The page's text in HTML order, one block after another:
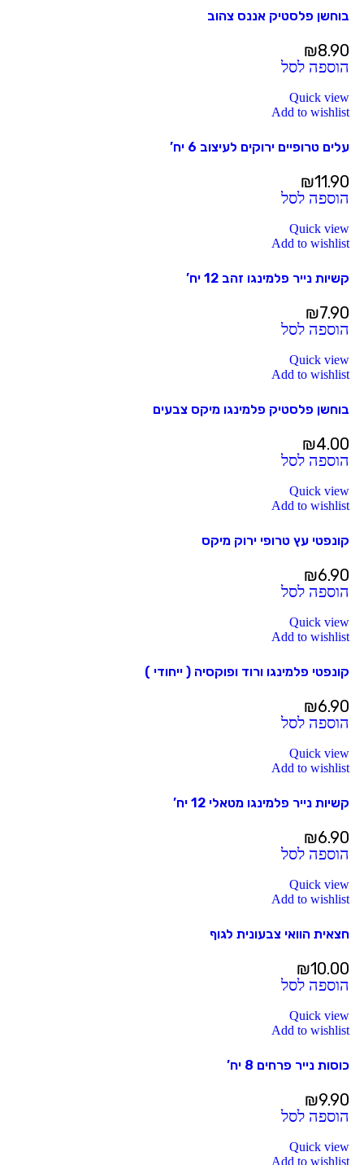
בוחשן פלסטיק אננס צהוב
₪8.90
הוספה לסל
Quick view
Add to wishlist
עלים טרופיים ירוקים לעיצוב 6 יח’
₪11.90
הוספה לסל
Quick view
Add to wishlist
קשיות נייר פלמינגו זהב 12 יח’
₪7.90
הוספה לסל
Quick view
Add to wishlist
בוחשן פלסטיק פלמינגו מיקס צבעים
₪4.00
הוספה לסל
Quick view
Add to wishlist
קונפטי עץ טרופי ירוק מיקס
₪6.90
הוספה לסל
Quick view
Add to wishlist
קונפטי פלמינגו ורוד ופוקסיה ( ייחודי )
₪6.90
הוספה לסל
Quick view
Add to wishlist
קשיות נייר פלמינגו מטאלי 12 יח’
₪6.90
הוספה לסל
Quick view
Add to wishlist
חצאית הוואי צבעונית לגוף
₪10.00
הוספה לסל
Quick view
Add to wishlist
כוסות נייר פרחים 8 יח’
₪9.90
הוספה לסל
Quick view
Add to wishlist